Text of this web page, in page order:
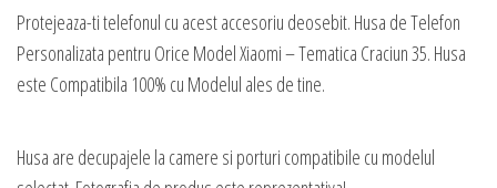
Protejeaza-ti telefonul cu acest accesoriu deosebit. Husa de Telefon
Personalizata pentru Orice Model Xiaomi – Tematica Craciun 35. Husa
este Compatibila 100% cu Modelul ales de tine.
Husa are decupajele la camere si porturi compatibile cu modelul